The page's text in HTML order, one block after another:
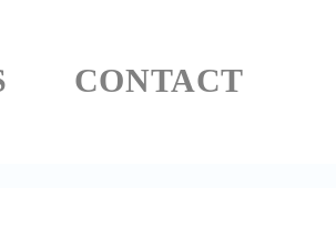
CONTACT